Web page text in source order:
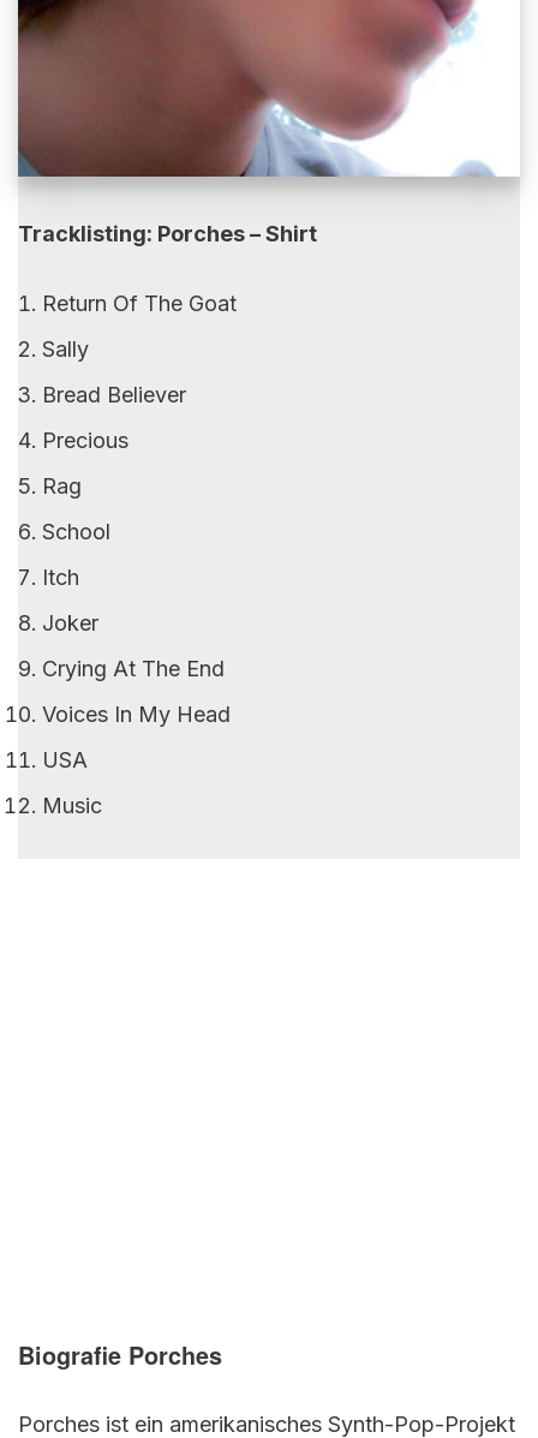
Tracklisting: Porches – Shirt
Return Of The Goat
Sally
Bread Believer
Precious
Rag
School
Itch
Joker
Crying At The End
Voices In My Head
USA
Music
Biografie Porches
Porches ist ein amerikanisches Synth-Pop-Projekt